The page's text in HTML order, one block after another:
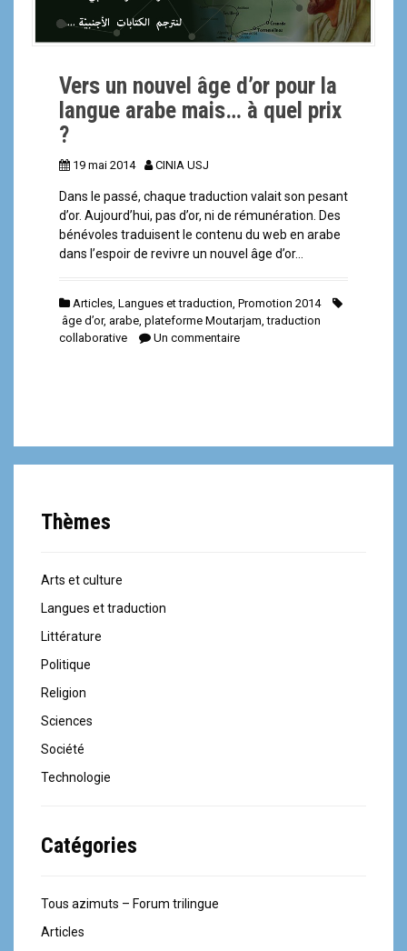
Vers un nouvel âge d’or pour la
langue arabe mais… à quel prix
?
19 mai 2014 CINIA USJ
Dans le passé, chaque traduction valait son pesant
d’or. Aujourd’hui, pas d’or, ni de rémunération. Des
bénévoles traduisent le contenu du web en arabe
dans l’espoir de revivre un nouvel âge d’or…
Articles Langues et traduction Promotion 2014
âge d’or, arabe plateforme Moutarjam ,traduction
collaborative
Un commentaire
Thèmes
Arts et culture
Langues et traduction
Littérature
Politique
Religion
Sciences
Société
Technologie
Catégories
Tous azimuts – Forum trilingue
Articles